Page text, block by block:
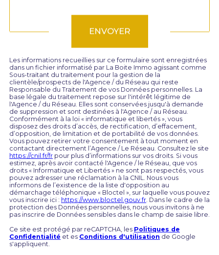
ENVOYER
Les informations recueillies sur ce formulaire sont enregistrées
dans un fichier informatisé par La Boite Immo agissant comme
Sous-traitant du traitement pour la gestion de la
clientèle/prospects de l'Agence / du Réseau qui reste
Responsable du Traitement de vos Données personnelles. La
base légale du traitement repose sur l'intérêt légitime de
l'Agence / du Réseau. Elles sont conservées jusqu'à demande
de suppression et sont destinées à l'Agence / au Réseau.
Conformément à la loi « informatique et libertés », vous
disposez des droits d’accès, de rectification, d’effacement,
d’opposition, de limitation et de portabilité de vos données.
Vous pouvez retirer votre consentement à tout moment en
contactant directement l’Agence / Le Réseau. Consultez le site
https://cnil.fr/fr pour plus d’informations sur vos droits. Si vous
estimez, après avoir contacté l'Agence / le Réseau, que vos
droits « Informatique et Libertés » ne sont pas respectés, vous
pouvez adresser une réclamation à la CNIL. Nous vous
informons de l’existence de la liste d'opposition au
démarchage téléphonique « Bloctel », sur laquelle vous pouvez
vous inscrire ici : https://www.bloctel.gouv.fr . Dans le cadre de la
protection des Données personnelles, nous vous invitons à ne
pas inscrire de Données sensibles dans le champ de saisie libre.
Ce site est protégé par reCAPTCHA, les Politiques de
Confidentialité et es Conditions d'utilisation de Google
s'appliquent.